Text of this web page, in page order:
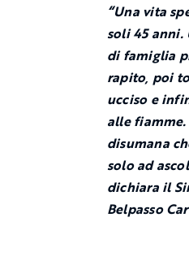
“Una vita
soli 45 anni.
di famiglia
rapito, poi
ucciso e
alle
disumana
solo ad
dichiara il
Belpasso